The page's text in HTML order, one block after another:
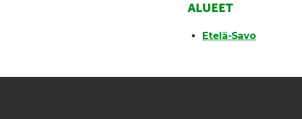
ALUEET
Etelä-Savo